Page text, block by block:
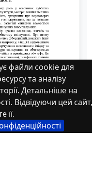
файли cookie для
та аналізу
Детальніше на
Відвідуючи цей сайт,
її.